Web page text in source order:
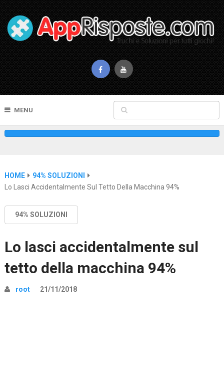
MENU
HOME
94% SOLUZIONI
Lo Lasci Accidentalmente Sul Tetto Della Macchina 94%
94% SOLUZIONI
Lo lasci accidentalmente sul
tetto della macchina 94%
root 21/11/2018